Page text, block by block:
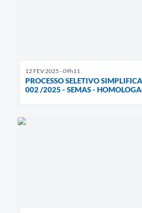
12 FEV 2025 - 09h11
PROCESSO SELETIVO
002 /2025 - SEMAS -